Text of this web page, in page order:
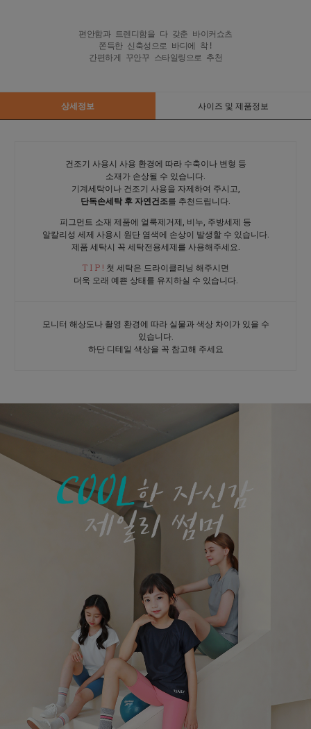
편안함과 트렌디함을 다 갖춘 바이커쇼츠
쫀득한 신축성으로 바디에 착!
상세정보 사이즈 및 제품정보
건조기 사용시 사용 환경에 따라 수축이나 변형 등
소재가 손상될 수 있습니다.
기계세탁이나 건조기 사용을 자제하여 주시고,
단독손세탁 후 자연건조를 추천드립니다.
피그먼트 소재 제품에 얼룩제거제, 비누, 주방세제 등
알칼리성 세제 사용시 원단 염색에 손상이 발생할 수 있습니다.
제품 세탁시 꼭 세탁전용세제를 사용해주세요.
T I P ! 첫 세탁은 드라이클리닝 해주시면
더욱 오래 예쁜 상태를 유지하실 수 있습니다.
모니터 해상도나 촬영 환경에 따라 실물과 색상 차이가 있을 수
있습니다.
하단 디테일 색상을 꼭 참고해 주세요